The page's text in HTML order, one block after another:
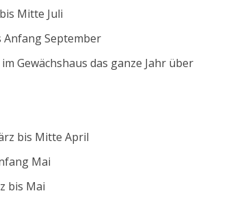
Mitte Juli
Anfang September
Gewächshaus das ganze Jahr über
bis Mitte April
Mai
bis Mai